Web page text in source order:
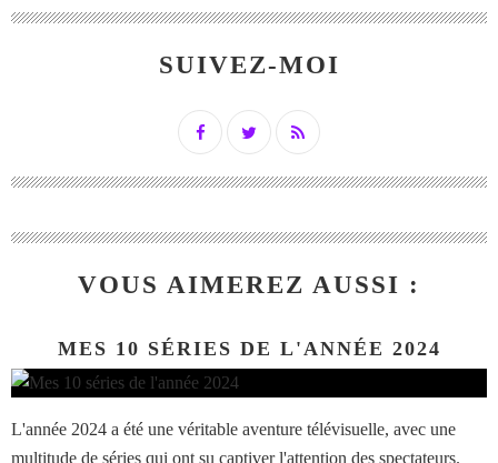
SUIVEZ-MOI
VOUS AIMEREZ AUSSI :
MES 10 SÉRIES DE L'ANNÉE 2024
L'année 2024 a été une véritable aventure télévisuelle, avec une
multitude de séries qui ont su captiver l'attention des spectateurs.